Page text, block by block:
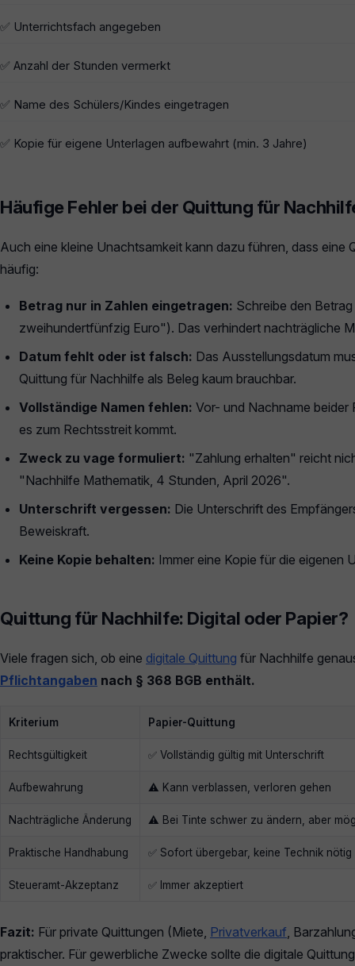
✅ Unterrichtsfach angegeben
✅ Anzahl der Stunden vermerkt
✅ Name des Schülers/Kindes eingetragen
✅ Kopie für eigene Unterlagen aufbewahrt (min. 3 Jahre)
Häufige Fehler bei der Quittung für
Auch eine kleine Unachtsamkeit kann dazu führen, dass
häufig:
Betrag nur in Zahlen eingetragen: Schreibe den
zweihundertfünfzig Euro"). Das verhindert nachträgliche
Datum fehlt oder ist falsch: Das Ausstellungsdatum
Quittung für Nachhilfe als Beleg kaum brauchbar.
Vollständige Namen fehlen: Vor- und Nachname beider
es zum Rechtsstreit kommt.
Zweck zu vage formuliert: "Zahlung erhalten" reicht
"Nachhilfe Mathematik, 4 Stunden, April 2026".
Unterschrift vergessen: Die Unterschrift des
Beweiskraft.
Keine Kopie behalten: Immer eine Kopie für die eigenen
Quittung für Nachhilfe: Digital oder Papier?
Viele fragen sich, ob eine digitale Quittung für Nachhilfe
Pflichtangaben nach § 368 BGB enthält.
Kriterium Papier-Quittung
Rechtsgültigkeit ✅ Vollständig gültig mit Unterschrift
Aufbewahrung ⚠️ Kann verblassen, verloren gehen
Nachträgliche Änderung ⚠️ Bei Tinte schwer zu ändern, aber
Praktische Handhabung ✅ Sofort übergebar, keine Technik nötig
Steueramt-Akzeptanz ✅ Immer akzeptiert
Fazit: Für private Quittungen (Miete, Privatverkauf ,
praktischer. Für gewerbliche Zwecke sollte die digitale